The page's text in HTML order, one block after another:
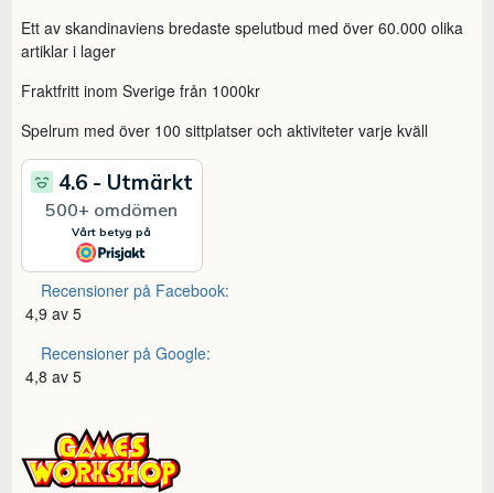
Ett av skandinaviens bredaste spelutbud med över 60.000 olika
artiklar i lager
Fraktfritt inom Sverige från 1000kr
Spelrum med över 100 sittplatser och aktiviteter varje kväll
Recensioner på Facebook:
4,9 av 5
Recensioner på Google:
4,8 av 5